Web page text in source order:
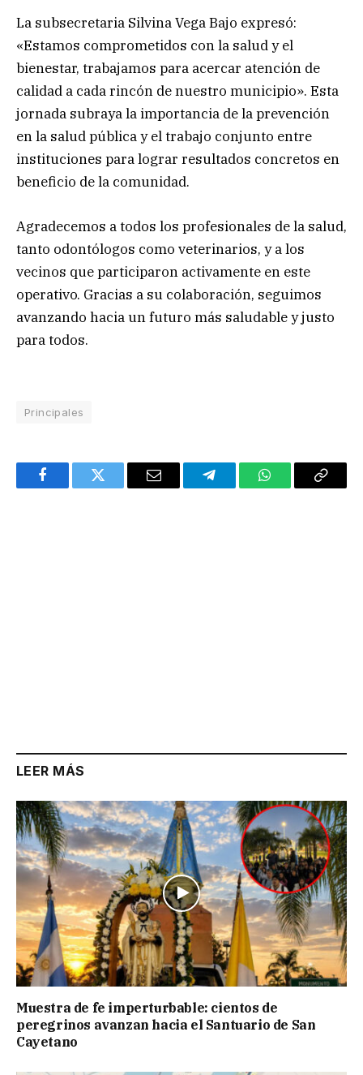
La subsecretaria Silvina Vega Bajo expresó:
«Estamos comprometidos con la salud y el
bienestar, trabajamos para acercar atención de
calidad a cada rincón de nuestro municipio». Esta
jornada subraya la importancia de la prevención
en la salud pública y el trabajo conjunto entre
instituciones para lograr resultados concretos en
beneficio de la comunidad.
Agradecemos a todos los profesionales de la salud,
tanto odontólogos como veterinarios, y a los
vecinos que participaron activamente en este
operativo. Gracias a su colaboración, seguimos
avanzando hacia un futuro más saludable y justo
para todos.
Principales
FacebookTwitter Email TelegramWhatsAppCopy
LEER MÁS
Muestra de fe imperturbable: cientos de
peregrinos avanzan hacia el Santuario de San
Cayetano